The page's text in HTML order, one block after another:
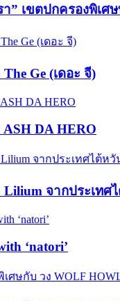
” เขตปกครองพิเศ
Ge (เดอะ จี)
ASH DA HERO
Lilium จากประเทศ
‘natori’